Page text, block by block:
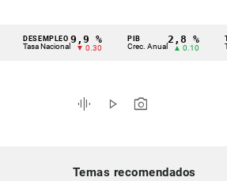
Cintillo
indicadores
económicos
Nacional
9,9 %
▼ 0.30
PIB
Crec. Anual
2,8 %
▲ 0.10
TRM
Tasa
graphic_eq play_arrow photo_camera
Temas recomendados